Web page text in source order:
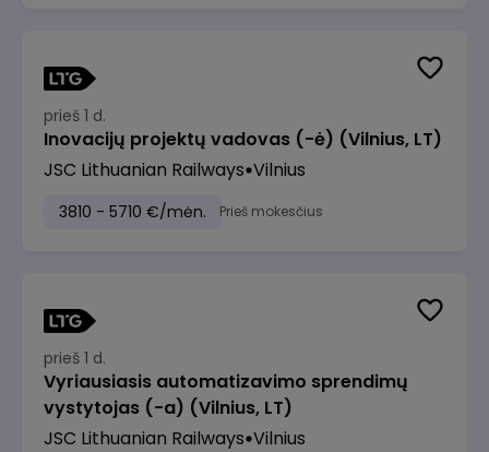
prieš 1 d.
Inovacijų projektų vadovas (-ė) (Vilnius, LT)
JSC Lithuanian Railways Vilnius
3810 - 5710 €/mėn. Prieš mokesčius
prieš 1 d.
Vyriausiasis automatizavimo sprendimų
vystytojas (-a) (Vilnius, LT)
JSC Lithuanian Railways Vilnius